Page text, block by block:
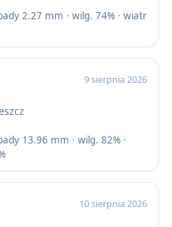
2.27 mm · wilg. 74% · wiatr
9 sierpnia 2026
13.96 mm · wilg. 82% ·
10 sierpnia 2026